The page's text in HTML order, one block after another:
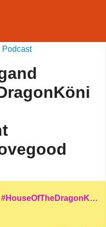
Podcast
Christian Weygand #HouseOfTheDragonKönigTargaryen #CriminalIntent #HarryPotterLovegood